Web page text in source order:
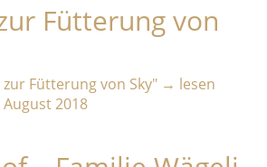
Fütterung von
Fütterung von Sky" → lesen
August 2018